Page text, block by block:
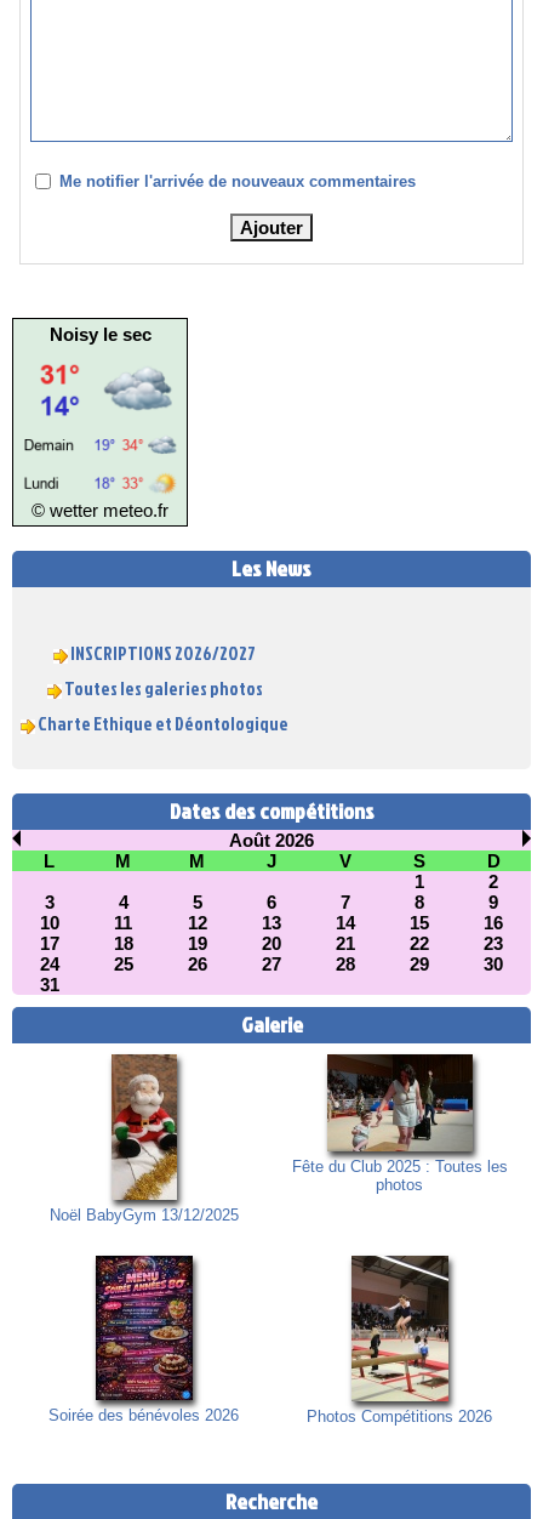
Me notifier l'arrivée de nouveaux commentaires
Noisy le sec
© wetter meteo.fr
Les News
INSCRIPTIONS 2026/2027
Toutes les galeries photos
Charte Ethique et Déontologique
Dates des compétitions
Août 2026
L
M M J V S
D
1
2
3
4 5 6 7 8
9
10
11 12 13 14 15
16
17
18 19 20 21 22
23
24
25 26 27 28 29
30
31
Galerie
Noël BabyGym 13/12/2025
Fête du Club 2025 : Toutes les
photos
Soirée des bénévoles 2026 Photos Compétitions 2026
Recherche